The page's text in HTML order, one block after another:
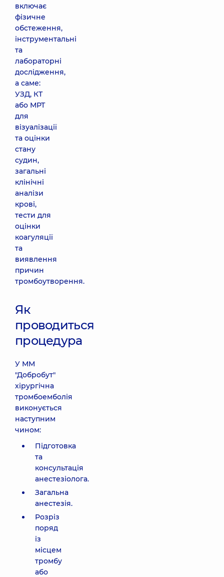
включає
фізичне
обстеження,
інструментальні
та
лабораторні
дослідження,
а саме:
УЗД, КТ
або МРТ
для
візуалізації
та оцінки
стану
судин,
загальні
клінічні
аналізи
крові,
тести для
оцінки
коагуляції
та
виявлення
причин
тромбоутворення.
Як
проводиться
процедура
У ММ
"Добробут"
хірургічна
тромбоемболія
виконується
наступним
чином:
Підготовка
та
консультація
анестезіолога.
Загальна
анестезія.
Розріз
поряд
із
місцем
тромбу
або